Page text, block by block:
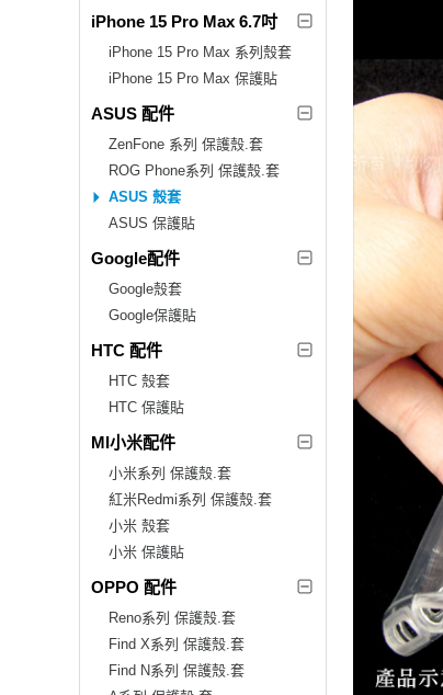
iPhone 15 Pro Max 6.7吋
iPhone 15 Pro Max 系列殼套
iPhone 15 Pro Max 保護貼
ASUS 配件
ZenFone 系列 保護殼.套
ROG Phone系列 保護殼.套
ASUS 殼套
ASUS 保護貼
Google配件
Google殼套
Google保護貼
HTC 配件
HTC 殼套
HTC 保護貼
MI小米配件
小米系列 保護殼.套
紅米Redmi系列 保護殼.套
小米 殼套
小米 保護貼
OPPO 配件
Reno系列 保護殼.套
Find X系列 保護殼.套
Find N系列 保護殼.套